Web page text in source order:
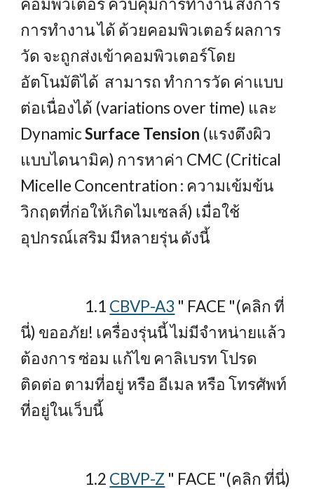
คอมพิวเตอร์ ควบคุมการทำงาน สั่งการ
การทำงาน ได้ ด้วยคอมพิวเตอร์ ผลการ
วัด จะถูกส่งเข้าคอมพิวเตอร์โดย
อัตโนมัติได้ สามารถ ทำการวัด ค่าแบบ
ต่อเนื่องได้ (variations over time) และ
DynamicSurface Tension (แรงตึงผิว
แบบไดนามิค) การหาค่า CMC (Critical
Micelle Concentration : ความเข้มข้น
วิกฤตที่ก่อให้เกิดไมเซลล์) เมื่อใช้
อุปกรณ์เสริม มีหลายรุ่น ดังนี้
1.1 CBVP-A3 " FACE "(คลิก ที่
นี่) ขออภัย! เครื่องรุ่นนี้ ไม่มีจำหน่ายแล้ว
ต้องการ ซ่อม แก้ไข คาลิเบรท โปรด
ติดต่อ ตามที่อยู่ หรือ อีเมล หรือ โทรศัพท์
ที่อยู่ในเว็บนี้
1.2 CBVP-Z " FACE "(คลิก ที่นี่)